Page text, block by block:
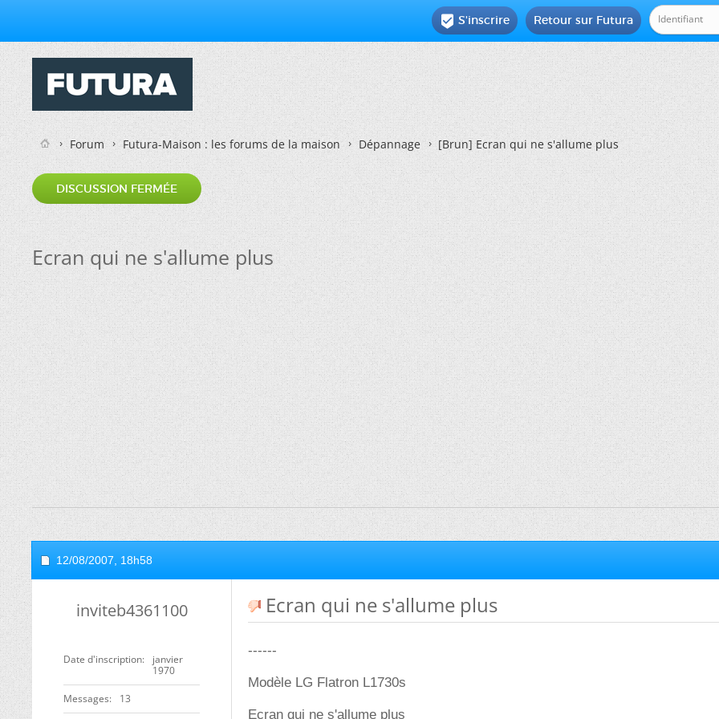
Retour sur Futura
 S'inscrire
Forum Futura-Maison : les forums de la maison Dépannage [Brun]Ecran qui ne s'allume plus
DISCUSSION FERMÉE
Ecran qui ne s'allume plus
12/08/2007, 18h58
inviteb4361100
Date d'inscription
janvier
1970
Messages 13
Ecran qui ne s'allume plus
------
Modèle LG Flatron L1730s
Ecran qui ne s'allume plus